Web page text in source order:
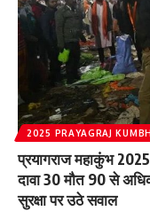
2025 PRAYAGRAJ
प्रयागराज महाकुंभ
दावा 30 मौत 90 से
सुरक्षा पर उठे सवाल